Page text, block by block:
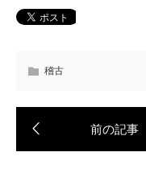
稽古